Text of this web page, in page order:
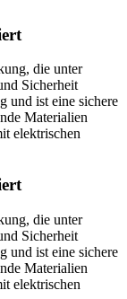
die unter
Sicherheit
und ist eine sichere
Materialien
elektrischen
die unter
Sicherheit
und ist eine sichere
Materialien
elektrischen